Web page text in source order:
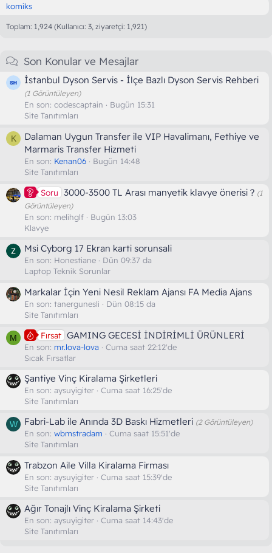
komiks
Toplam: 1,924 (Kullanıcı: 3, ziyaretçi: 1,921)
Son Konular ve Mesajlar
İstanbul Dyson Servis - İlçe Bazlı Dyson Servis Rehberi
(1 Görüntüleyen)
En son: codescaptain
Bugün 15:31
Site Tanıtımları
K
Dalaman Uygun Transfer ile VIP Havalimanı, Fethiye ve
Marmaris Transfer Hizmeti
En son: Kenan06
Bugün 14:48
Site Tanıtımları
Soru 3000-3500 TL Arası manyetik klavye önerisi ? (1
Görüntüleyen)
En son: melihglf
Bugün 13:03
Klavye
Msi Cyborg 17 Ekran karti sorunsali
En son: Honestiane
Dün 09:37 da
Laptop Teknik Sorunlar
Markalar İçin Yeni Nesil Reklam Ajansı FA Media Ajans
En son: tanergunesli
Dün 08:15 da
Site Tanıtımları
M Fırsat GAMING GECESİ İNDİRİMLİ ÜRÜNLERİ
En son: mr.lova-lova
Cuma saat 22:12'de
Sıcak Fırsatlar
Şantiye Vinç Kiralama Şirketleri
En son: aysuyigiter
Cuma saat 16:25'de
Site Tanıtımları
W Fabri-Lab ile Anında 3D Baskı Hizmetleri (2 Görüntüleyen)
En son: wbmstradam
Cuma saat 15:51'de
Site Tanıtımları
Trabzon Aile Villa Kiralama Firması
En son: aysuyigiter
Cuma saat 15:39'de
Site Tanıtımları
Ağır Tonajlı Vinç Kiralama Şirketi
En son: aysuyigiter
Cuma saat 14:43'de
Site Tanıtımları